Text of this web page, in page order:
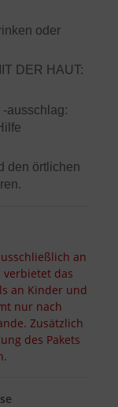
oder
DER HAUT:
ausschlag:
den örtlichen
an
verbietet das
an Kinder und
nur nach
Zusätzlich
des Pakets